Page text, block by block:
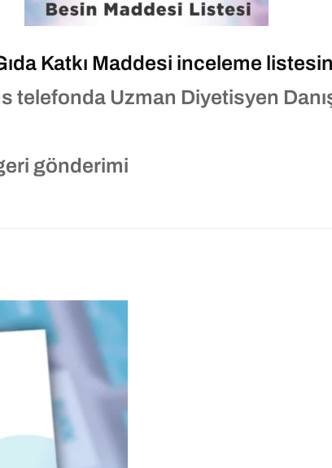
Katkı Maddesi inceleme
telefonda Uzman Diyetisyen
gönderimi